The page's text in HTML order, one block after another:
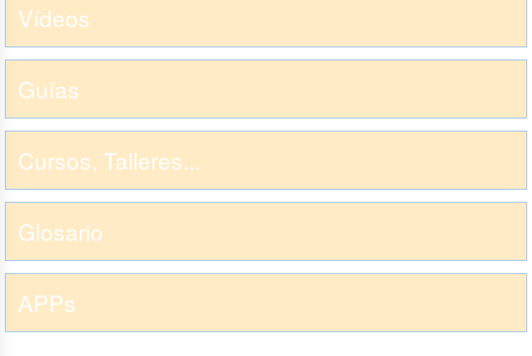
Vídeos
Guías
Cursos, Talleres...
Glosario
APPs